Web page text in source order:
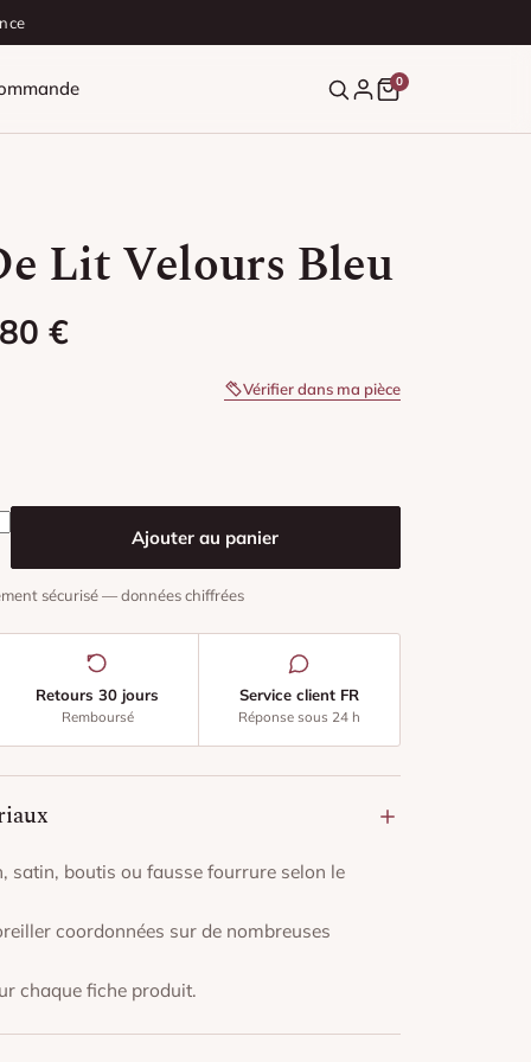
0
Lit Velours Bleu
€
24,90 € à 79,80 €
Vérifier dans ma pièce
Velours Bleu
Ajouter au panier
sécurisé — données chiffrées
Retours 30 jours
Remboursé
Service client FR
Réponse sous 24 h
satin, boutis ou fausse fourrure selon le
coordonnées sur de nombreuses
chaque fiche produit.